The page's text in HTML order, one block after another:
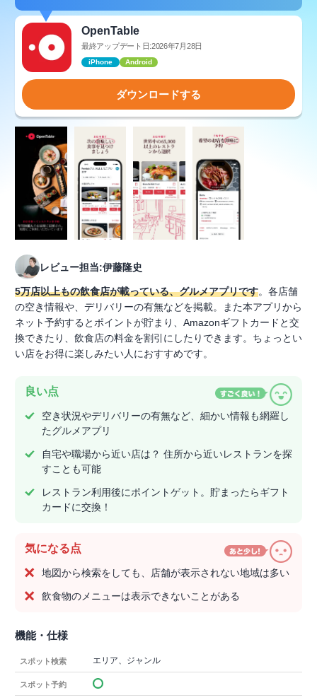
OpenTable
最終アップデート日:2026年7月28日
iPhone Android
ダウンロードする
レビュー担当:伊藤隆史
5万店以上もの飲食店が載っている、グルメアプリです。各店舗
の空き情報や、デリバリーの有無などを掲載。また本アプリから
ネット予約するとポイントが貯まり、Amazonギフトカードと交
換できたり、飲食店の料金を割引にしたりできます。ちょっとい
い店をお得に楽しみたい人におすすめです。
良い点
空き状況やデリバリーの有無など、細かい情報も網羅し
たグルメアプリ
自宅や職場から近い店は？ 住所から近いレストランを探
すことも可能
レストラン利用後にポイントゲット。貯まったらギフト
カードに交換！
気になる点
地図から検索をしても、店舗が表示されない地域は多い
飲食物のメニューは表示できないことがある
機能・仕様
スポット検索 エリア、ジャンル
スポット予約